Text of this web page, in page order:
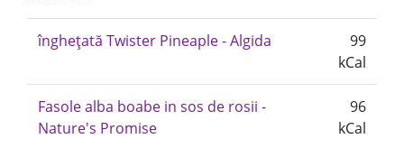
înghețată Twister Pineaple - Algida
99
kCal
Fasole alba boabe in sos de rosii -
Nature's Promise
96
kCal